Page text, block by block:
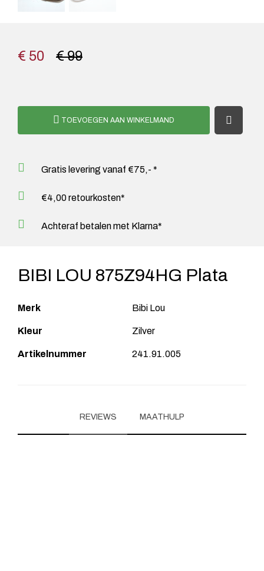
€ 99
€ 50
TOEVOEGEN AAN WINKELMAND
Gratis levering vanaf €75,- *
€4,00 retourkosten*
Achteraf betalen met Klarna*
BIBI LOU 875Z94HG Plata
Merk Bibi Lou
Kleur Zilver
Artikelnummer 241.91.005
REVIEWS MAATHULP